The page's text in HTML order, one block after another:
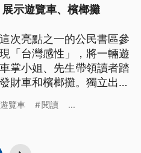
示遊覽車、檳榔攤
次亮點之一的公民書區參
「台灣感性」，將一輛遊
掌小姐、先生帶領讀者踏
財車和檳榔攤。獨立出版
遊覽車 閱讀 ...